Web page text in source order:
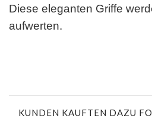
Diese eleganten Griffe
aufwerten.
KUNDEN KAUFTEN DAZU